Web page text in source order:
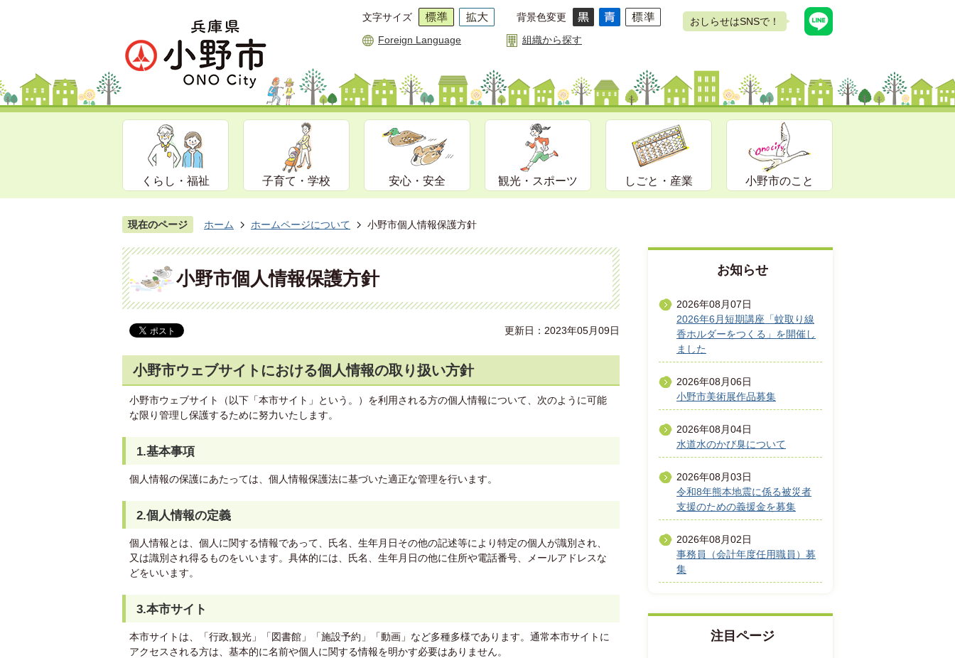
文字サイズ 背景色変更
Foreign Language 組織から探す
おしらせはSNSで！
くらし・福祉 子育て・学校 安心・安全 観光・スポーツ しごと・産業 小野市のこと
現在のページ ホーム ホームページについて 小野市個人情報保護方針
小野市個人情報保護方針
更新日：2023年05月09日
小野市ウェブサイトにおける個人情報の取り扱い方針
小野市ウェブサイト（以下「本市サイト」という。）を利用される方の個人情報について、次のように可能
な限り管理し保護するために努力いたします。
1.基本事項
個人情報の保護にあたっては、個人情報保護法に基づいた適正な管理を行います。
2.個人情報の定義
個人情報とは、個人に関する情報であって、氏名、生年月日その他の記述等により特定の個人が識別され、
又は識別され得るものをいいます。具体的には、氏名、生年月日の他に住所や電話番号、メールアドレスな
どをいいます。
3.本市サイト
本市サイトは、「行政,観光」「図書館」「施設予約」「動画」など多種多様であります。通常本市サイトに
アクセスされる方は、基本的に名前や個人に関する情報を明かす必要はありません。
お知らせ
2026年08月07日
2026年6月短期講座「蚊取り線
香ホルダーをつくる」を開催し
ました
2026年08月06日
小野市美術展作品募集
2026年08月04日
水道水のかび臭について
2026年08月03日
令和8年熊本地震に係る被災者
支援のための義援金を募集
2026年08月02日
事務員（会計年度任用職員）募
集
注目ページ